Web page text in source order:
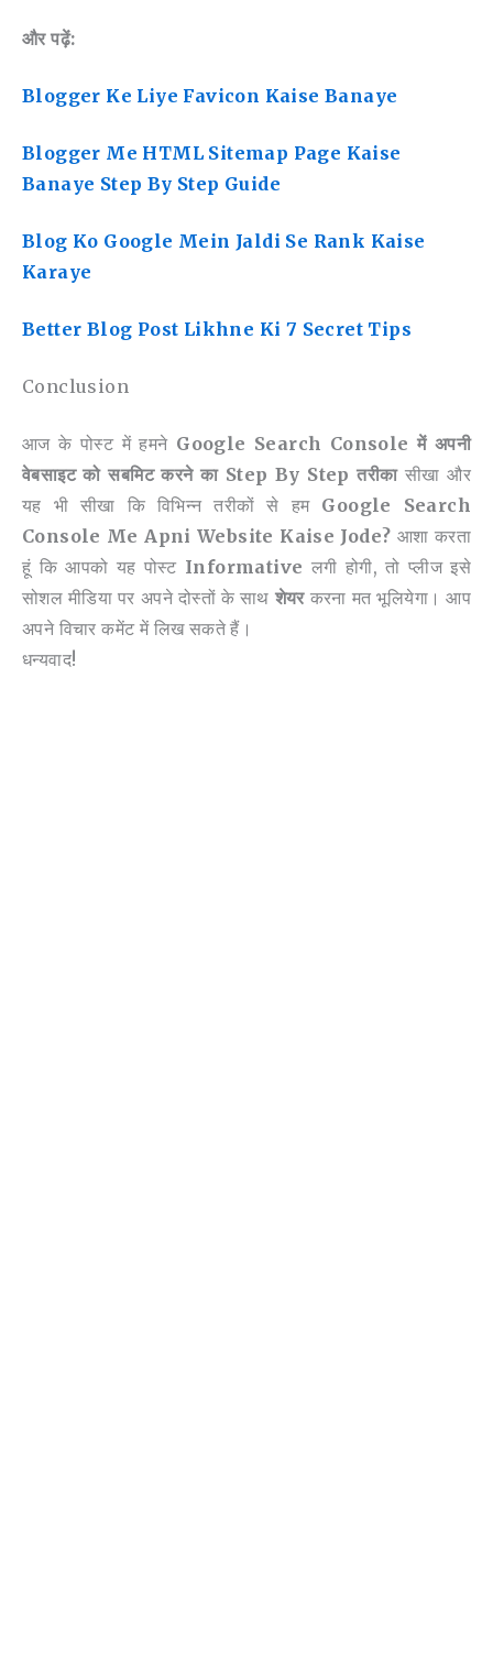
और पढ़ें:
Blogger Ke Liye Favicon Kaise Banaye
Blogger Me HTML Sitemap Page Kaise
Banaye Step By Step Guide
Blog Ko Google Mein Jaldi Se Rank Kaise
Karaye
Better Blog Post Likhne Ki 7 Secret Tips
Conclusion
आज के पोस्ट में हमने Google Search Console में अपनी
वेबसाइट को सबमिट करने का Step By Step तरीकासीखा और
यह भी सीखा कि विभिन्न तरीकों से हम Google Search
Console Me Apni Website Kaise Jode? आशा करता
हूं कि आपको यह पोस्ट Informative लगी होगी, तो प्लीज इसे
सोशल मीडिया पर अपने दोस्तों के साथ शेयरकरना मत भूलियेगा। आप
अपने विचार कमेंट में लिख सकते हैं।
धन्यवाद!